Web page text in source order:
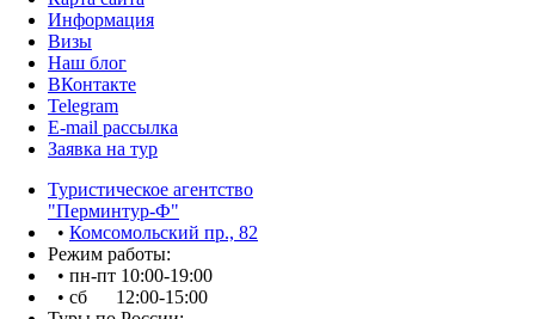
Информация
Визы
Наш блог
ВКонтакте
Telegram
E-mail рассылка
Заявка на тур
Туристическое агентство
"Перминтур-Ф"
• Комсомольский пр., 82
Режим работы:
• пн-пт 10:00-19:00
• сб 12:00-15:00